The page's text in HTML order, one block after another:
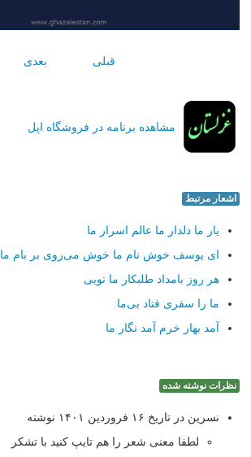
قبلی بعدی
مشاهده برنامه در فروشگاه اپل
اشعار مرتبط
یار ما دلدار ما عالم اسرار ما
ای یوسف خوش نام ما خوش می‌روی بر بام ما
هر روز بامداد طلبكار ما تویی
ما را سفری فتاد بی‌ما
آمد بهار خرم آمد نگار ما
نظرات نوشته شده
نسرین در تاریخ ۱۶ فروردین ۱۴۰۱ نوشته
لطفا معنی شعر را هم تایپ کنید با تشکر